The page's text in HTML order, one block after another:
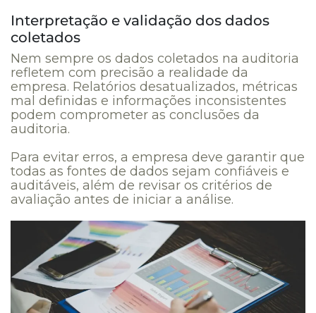
Interpretação e validação dos dados
coletados
Nem sempre os dados coletados na auditoria
refletem com precisão a realidade da
empresa. Relatórios desatualizados, métricas
mal definidas e informações inconsistentes
podem comprometer as conclusões da
auditoria.
Para evitar erros, a empresa deve garantir que
todas as fontes de dados sejam confiáveis e
auditáveis, além de revisar os critérios de
avaliação antes de iniciar a análise.